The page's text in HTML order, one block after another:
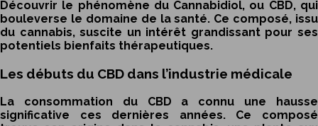
Découvrir le phénomène du Cannabidiol, ou CBD, qui
bouleverse le domaine de la santé. Ce composé, issu
du cannabis, suscite un intérêt grandissant pour ses
potentiels bienfaits thérapeutiques.
Les débuts du CBD dans l’industrie médicale
La consommation du CBD a connu une hausse
significative ces dernières années. Ce composé